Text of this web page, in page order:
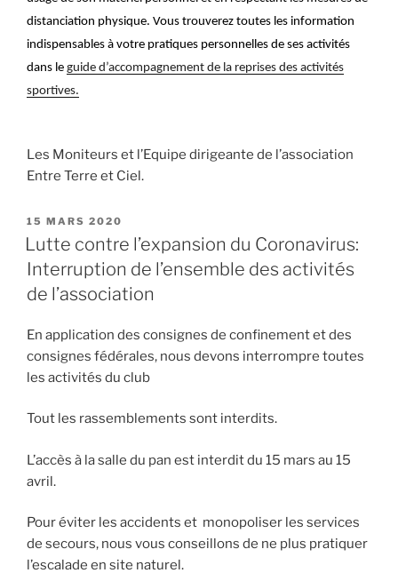
distanciation physique. Vous trouverez toutes les information
indispensables à votre pratiques personnelles de ses activités
dans le guide d’accompagnement de la reprises des activités
sportives.
Les Moniteurs et l’Equipe dirigeante de l’association
Entre Terre et Ciel.
PUBLIÉ
LE
15 MARS 2020
Lutte contre l’expansion du Coronavirus:
Interruption de l’ensemble des activités
de l’association
En application des consignes de confinement et des
consignes fédérales, nous devons interrompre toutes
les activités du club
Tout les rassemblements sont interdits.
L’accès à la salle du pan est interdit du 15 mars au 15
avril.
Pour éviter les accidents et monopoliser les services
de secours, nous vous conseillons de ne plus pratiquer
l’escalade en site naturel.